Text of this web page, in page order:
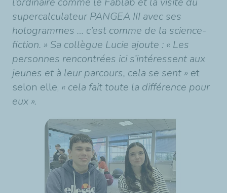
supercalculateur PANGEA III avec ses
hologrammes … c’est comme de la science-
fiction. » Sa collègue Lucie ajoute : « Les
personnes rencontrées ici s’intéressent aux
jeunes et à leur parcours, cela se sent » et
selon elle, « cela fait toute la différence pour
eux ».